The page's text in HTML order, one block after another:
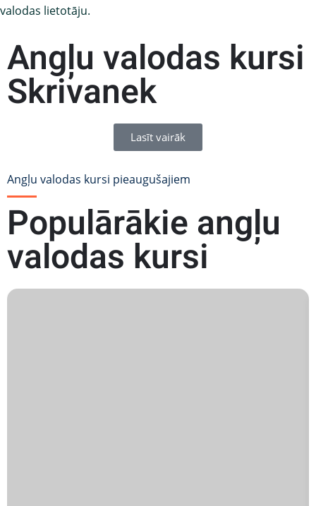
valodas lietotāju.
Angļu valodas kursi
Skrivanek
Lasīt vairāk
Populārākie angļu
valodas kursi
Angļu valodas kursi pieaugušajiem